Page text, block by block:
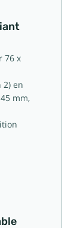
76 x
2) en
mm,